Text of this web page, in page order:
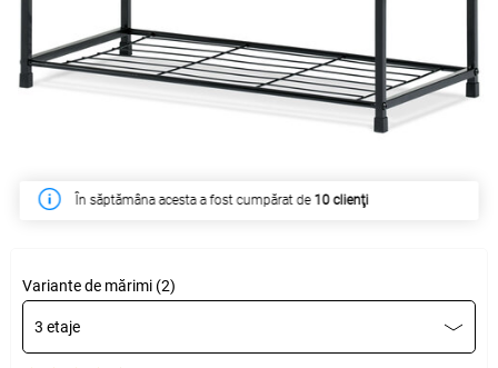
În săptămâna acesta a fost cumpărat de 10 clienţi
Variante de mărimi (2)
3 etaje